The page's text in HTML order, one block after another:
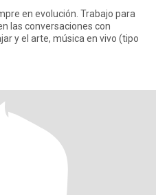
en evolución. Trabajo para
las conversaciones con
y el arte, música en vivo (tipo